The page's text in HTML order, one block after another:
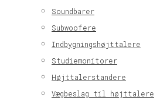
Soundbarer
Subwoofere
Indbygningshøjttalere
Studiemonitorer
Højttalerstandere
Vægbeslag til højttalere